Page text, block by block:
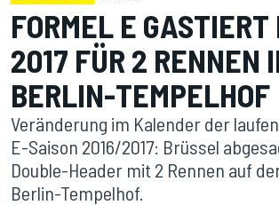
FORMEL E
2017 FÜR 2 RENNEN
BERLIN-TEMPELHOF
Veränderung im Kalender der
E-Saison 2016/2017: Brüssel
Double-Header mit 2 Rennen auf
Berlin-Tempelhof.